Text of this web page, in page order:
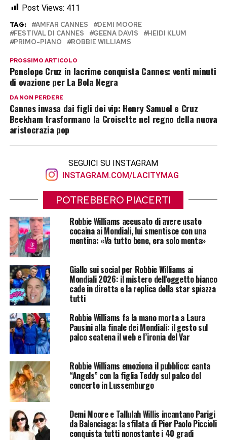
Post Views: 411
TAG: AMFAR CANNES
DEMI MOORE
FESTIVAL DI CANNES
GEENA DAVIS
HEIDI KLUM
PRIMO-PIANO
ROBBIE WILLIAMS
PROSSIMO ARTICOLO
Penelope Cruz in lacrime conquista Cannes: venti minuti
di ovazione per La Bola Negra
DA NON PERDERE
Cannes invasa dai figli dei vip: Henry Samuel e Cruz
Beckham trasformano la Croisette nel regno della nuova
aristocrazia pop
SEGUICI SU INSTAGRAM
INSTAGRAM.COM/LACITYMAG
POTREBBERO PIACERTI
Robbie Williams accusato di avere usato
cocaina ai Mondiali, lui smentisce con una
mentina: «Va tutto bene, era solo menta»
Giallo sui social per Robbie Williams ai
Mondiali 2026: il mistero dell’oggetto bianco
cade in diretta e la replica della star spiazza
tutti
Robbie Williams fa la mano morta a Laura
Pausini alla finale dei Mondiali: il gesto sul
palco scatena il web e l’ironia del Var
Robbie Williams emoziona il pubblico: canta
“Angels” con la figlia Teddy sul palco del
concerto in Lussemburgo
Demi Moore e Tallulah Willis incantano Parigi
da Balenciaga: la sfilata di Pier Paolo Piccioli
conquista tutti nonostante i 40 gradi